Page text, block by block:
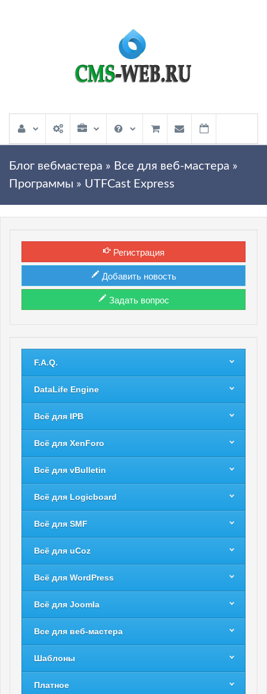
Блог вебмастера » Все для веб-мастера »
Программы » UTFCast Express
Регистрация
Добавить новость
Задать вопрос
F.A.Q.
DataLife Engine
Всё для IPB
Всё для XenForo
Всё для vBulletin
Всё для Logicboard
Всё для SMF
Всё для uCoz
Всё для WordPress
Всё для Joomla
Все для веб-мастера
Шаблоны
Платное